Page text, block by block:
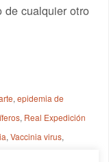
de cualquier otro
,epidemia de
, Real Expedición
,Vaccinia virus,